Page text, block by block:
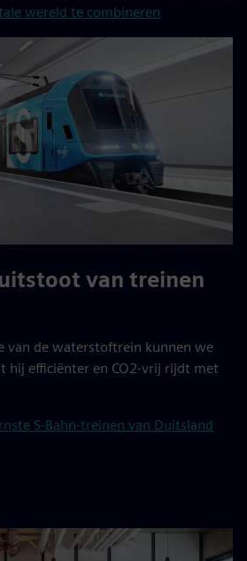
wereld te combineren
van treinen
van de waterstoftrein kunnen we
hij efficiënter en CO2-vrij rijdt met
S-Bahn-treinen van Duitsland